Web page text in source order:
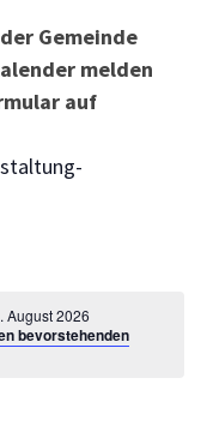
Gemeinde
melden
auf
August 2026
bevorstehenden